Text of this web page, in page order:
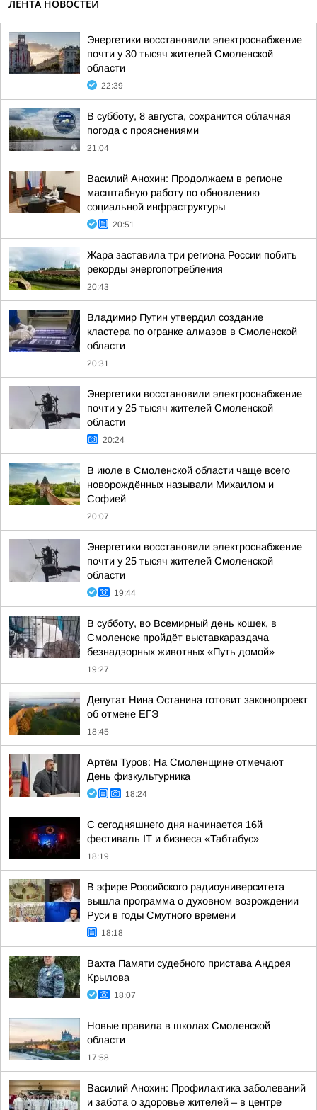
ЛЕНТА НОВОСТЕЙ
Энергетики восстановили электроснабжение
почти у 30 тысяч жителей Смоленской
области
22:39
В субботу, 8 августа, сохранится облачная
погода с прояснениями
21:04
Василий Анохин: Продолжаем в регионе
масштабную работу по обновлению
социальной инфраструктуры
20:51
Жара заставила три региона России побить
рекорды энергопотребления
20:43
Владимир Путин утвердил создание
кластера по огранке алмазов в Смоленской
области
20:31
Энергетики восстановили электроснабжение
почти у 25 тысяч жителей Смоленской
области
20:24
В июле в Смоленской области чаще всего
новорождённых называли Михаилом и
Софией
20:07
Энергетики восстановили электроснабжение
почти у 25 тысяч жителей Смоленской
области
19:44
В субботу, во Всемирный день кошек, в
Смоленске пройдёт выставкараздача
безнадзорных животных «Путь домой»
19:27
Депутат Нина Останина готовит законопроект
об отмене ЕГЭ
18:45
Артём Туров: На Смоленщине отмечают
День физкультурника
18:24
С сегодняшнего дня начинается 16й
фестиваль IT и бизнеса «Табтабус»
18:19
В эфире Российского радиоуниверситета
вышла программа о духовном возрождении
Руси в годы Смутного времени
18:18
Вахта Памяти судебного пристава Андрея
Крылова
18:07
Новые правила в школах Смоленской
области
17:58
Василий Анохин: Профилактика заболеваний
и забота о здоровье жителей – в центре